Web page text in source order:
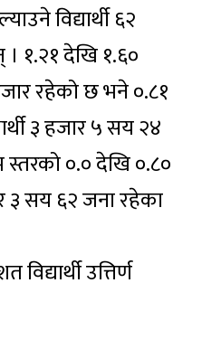
विद्यार्थी ६२
१.२१ देखि १.६०
रहेको छ भने ०.८१
३ हजार ५ सय २४
०.० देखि ०.८०
३ सय ६२ जना रहेका
उत्तिर्ण